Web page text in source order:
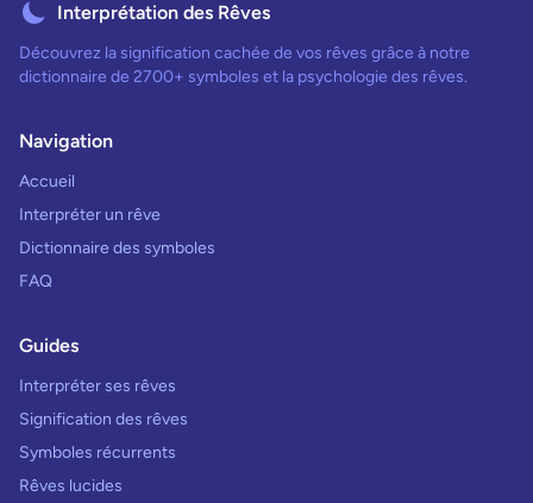
Interprétation des Rêves
Découvrez la signification cachée de vos rêves grâce à notre
dictionnaire de 2700+ symboles et la psychologie des rêves.
Navigation
Accueil
Interpréter un rêve
Dictionnaire des symboles
FAQ
Guides
Interpréter ses rêves
Signification des rêves
Symboles récurrents
Rêves lucides